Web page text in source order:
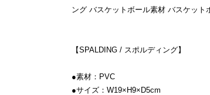
ング バスケットボール素材 バスケット
【SPALDING / スポルディング】
●素材：PVC
●サイズ：W19×H9×D5cm